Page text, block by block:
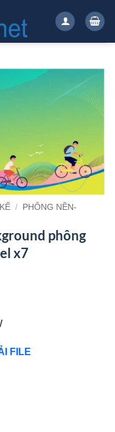
/
PHÔNG NỀN-
phông
x7
FILE